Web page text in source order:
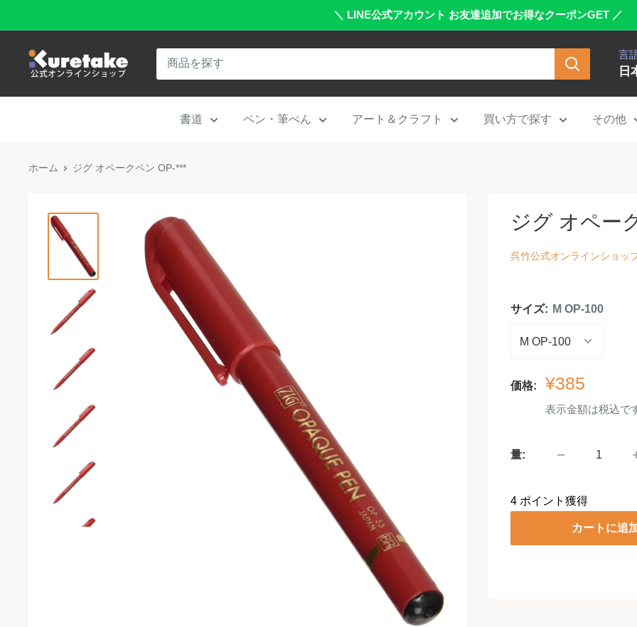
ン
＼ LINE公式アカウント お友達追加でお得なクーポンGET ／
呉
竹
公
ン
言
日
書道 ペン・筆ぺん アート＆クラフト 買い方で探す その他
ホーム ジグ オペークペン OP-***
ジグ オペー
呉竹公式オンラインショッ
サイズ: M OP-100
価格:
販
売
価
¥385
表示金額は税込で
量:
4 ポイント獲得
カートに追